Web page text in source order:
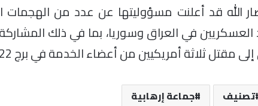
الله قد أعلنت مسؤوليتها عن عدد من الهجمات
في العراق وسوريا، بما في ذلك
ثلاثة أمريكيين من أعضاء الخدمة في برج 22 في الأردن”.
تصنيف جماعة إرهابية